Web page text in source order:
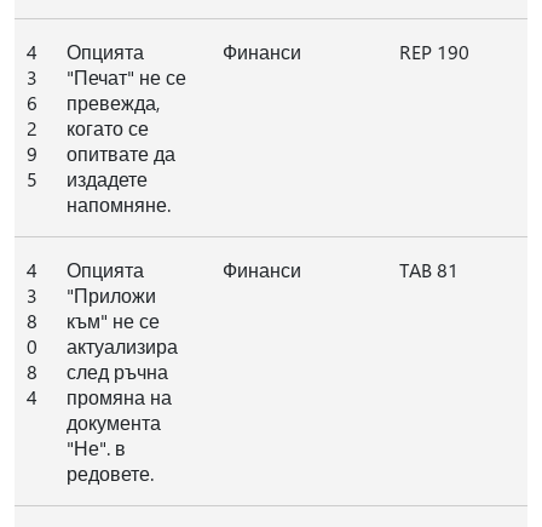
4
3
6
2
9
5
Опцията
"Печат" не се
превежда,
когато се
опитвате да
издадете
напомняне.
Финанси REP 190
4
3
8
0
8
4
Опцията
"Приложи
към" не се
актуализира
след ръчна
промяна на
документа
"Не". в
редовете.
Финанси TAB 81